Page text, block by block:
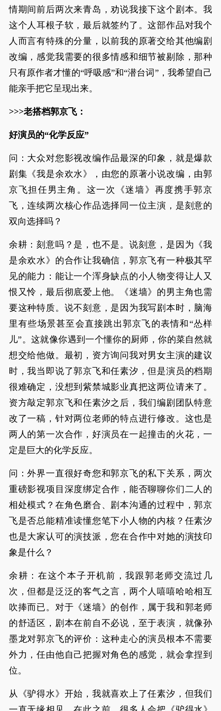
情期间前后两次来青岛，劝说我接下这个剧本。我
这个人耳根子软，最后就签约了。这部作品对我个
人而言有特殊的分量，以前我的原著交给其他编剧
改编，感觉我需要的很多情感和细节被剔除，那种
只有原作者才懂的“呼吸感”和“潜台词”，我希望自己
能亲手把它呈现出来。
>>>老搭档郭京飞：
好演员的“化学反应”
问：大众对您影视改编作品最深的印象，就是爆款
剧集《我是余欢水》，由您的原著小说改编，由郭
京飞担任男主角。这一次《迷墙》再度携手郭京
飞，连续两次核心作品选择同一位主演，是刻意的
双向选择吗？
余耕：刻意吗？是，也不是。说刻意，是因为《我
是余欢水》的合作让我确信，郭京飞有一种极其罕
见的能力：能让一个浑身缺点的小人物变得让人又
恨又怜，最后彻底爱上他。《迷墙》的男主角也需
要这种特质。说不刻意，是因为我写剧本时，脑海
里有些场景甚至会直接跳出郭京飞的表情和“怂样
儿”。这就像你遇到一个懂你的厨师，你的菜自然就
想交给他做。最初，资方询问我对男女主演的建议
时，我当即说了郭京飞和任素汐，但是演员的档期
很难确定，没想到紫禁城影业真把这两位请来了。
资方敲定郭京飞和任素汐之后，我们编剧团队特意
改了一稿，针对两位老师的特点进行修改。这也是
两人的第一次合作，好演员在一起撞击的火花，一
定是巨大的化学反应。
问：外界一直很好奇您和郭京飞的私下关系，两次
重磅影视项目深度绑定合作，能否聊聊你们二人的
相处模式？在角色磨合、剧本沟通的过程中，郭京
飞是否总能精准读懂您笔下小人物的内核？任素汐
也是大家认可的演技派，您在合作中对她的演技印
象是什么？
余耕：在这个本子开机前，我跟郭老师交流过几
次，但都是泛泛的客气之言，两个人嘻嘻哈哈相互
吹捧而已。对于《迷墙》的创作，属于我和郭老师
的舒适区，剧本在前自不必说，至于表演，就像孙
墨龙对郭京飞的评价：这种走心的演员根本不需要
外力，任由他自己把握对角色的感觉，就会拿捏到
位。
从《驴得水》开始，我就喜欢上了任素汐，但我们